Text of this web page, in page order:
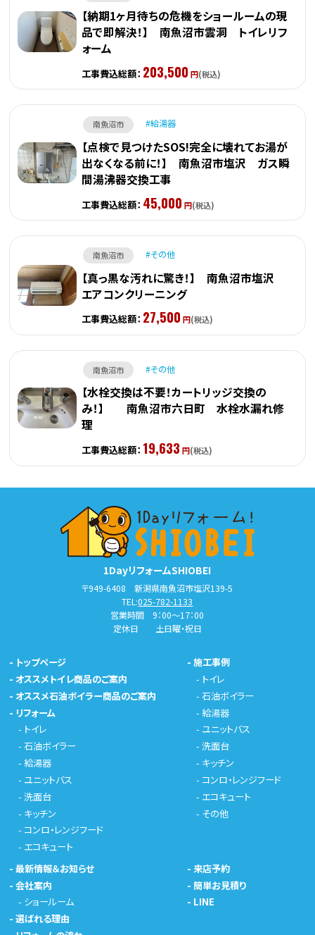
【納期1ヶ月待ちの危機をショールームの現
品で即解決！】 南魚沼市雲洞 トイレリフ
ォーム
工事費込総額： 203,500 円(税込)
南魚沼市 給湯器
【点検で見つけたSOS!完全に壊れてお湯が
出なくなる前に！】 南魚沼市塩沢 ガス瞬
間湯沸器交換工事
工事費込総額： 45,000 円(税込)
南魚沼市 その他
【真っ黒な汚れに驚き！】 南魚沼市塩沢
エアコンクリーニング
工事費込総額： 27,500 円(税込)
南魚沼市 その他
【水栓交換は不要！カートリッジ交換の
み！】 南魚沼市六日町 水栓水漏れ修
理
工事費込総額： 19,633 円(税込)
1DayリフォームSHIOBEI
〒949-6408 新潟県南魚沼市塩沢139-5
TEL:025-782-1133
営業時間 9：00～17：00
定休日 土日曜・祝日
- トップページ
- オススメトイレ商品のご案内
- オススメ石油ボイラー商品のご案内
- リフォーム
- トイレ
-石油ボイラー
- 給湯器
- ユニットバス
-洗面台
- キッチン
- コンロ・レンジフード
- エコキュート
-施工事例
- トイレ
-石油ボイラー
- 給湯器
- ユニットバス
-洗面台
- キッチン
- コンロ・レンジフード
- エコキュート
- その他
-最新情報＆お知らせ
-会社案内
- ショールーム
-選ばれる理由
- 来店予約
-簡単お見積り
- LINE